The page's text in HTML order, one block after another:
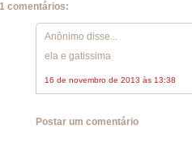
1 comentários:
Anônimo disse...
ela e gatissima
16 de novembro de 2013 às 13:38
Postar um comentário